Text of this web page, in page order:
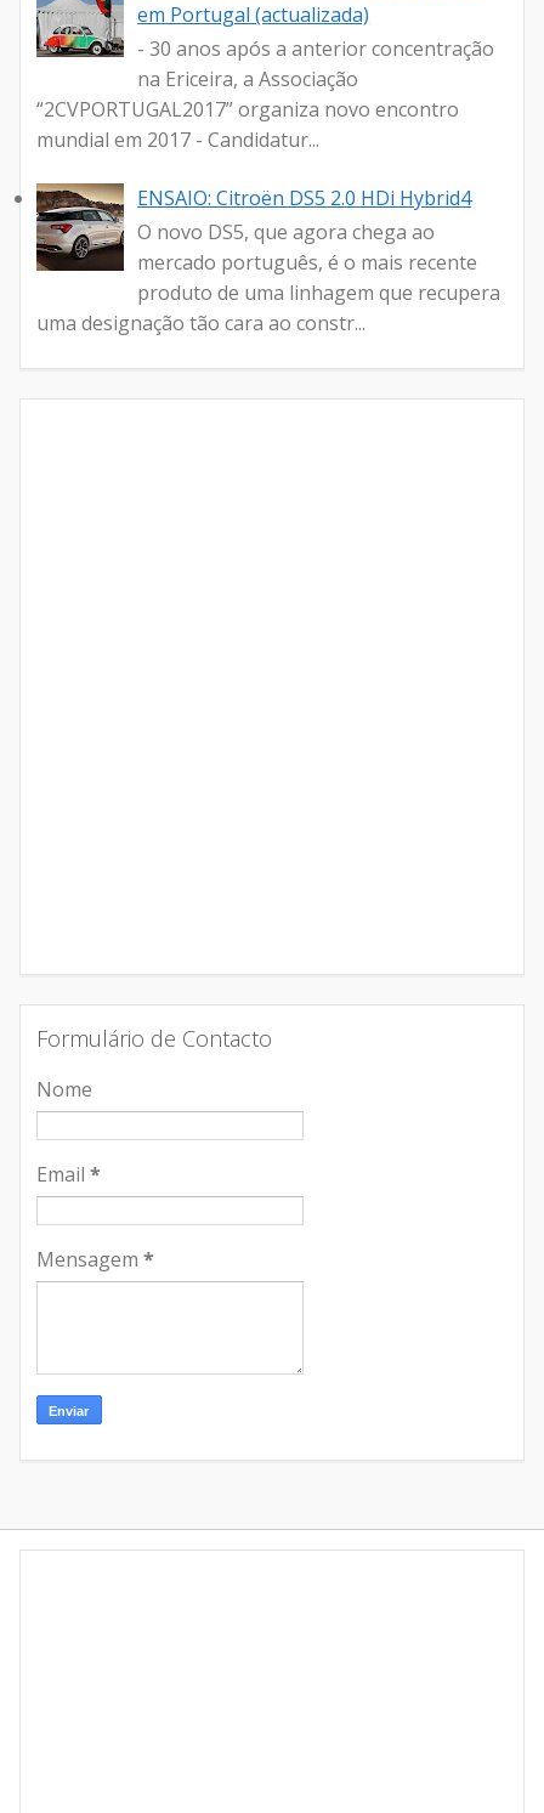
em Portugal (actualizada)
- 30 anos após a anterior concentração
na Ericeira, a Associação
“2CVPORTUGAL2017” organiza novo encontro
mundial em 2017 - Candidatur...
ENSAIO: Citroën DS5 2.0 HDi Hybrid4
O novo DS5, que agora chega ao
mercado português, é o mais recente
produto de uma linhagem que recupera
uma designação tão cara ao constr...
Formulário de Contacto
Nome
Email *
Mensagem *